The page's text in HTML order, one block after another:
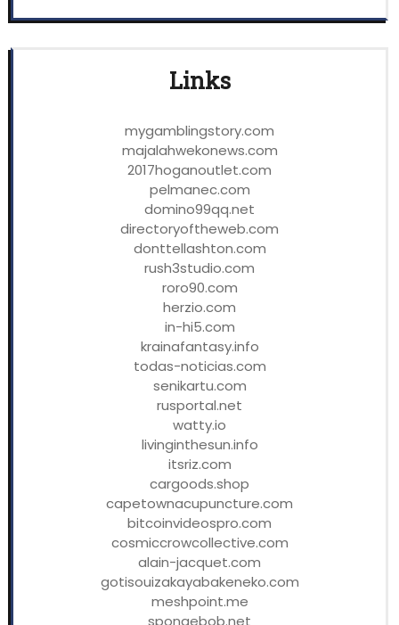
Links
mygamblingstory.com
majalahwekonews.com
2017hoganoutlet.com
pelmanec.com
domino99qq.net
directoryoftheweb.com
donttellashton.com
rush3studio.com
roro90.com
herzio.com
in-hi5.com
krainafantasy.info
todas-noticias.com
senikartu.com
rusportal.net
watty.io
livinginthesun.info
itsriz.com
cargoods.shop
capetownacupuncture.com
bitcoinvideospro.com
cosmiccrowcollective.com
alain-jacquet.com
gotisouizakayabakeneko.com
meshpoint.me
spongebob.net